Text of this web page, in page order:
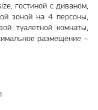
гостиной с диваном,
зоной на 4 персоны,
туалетной комнаты,
размещение –